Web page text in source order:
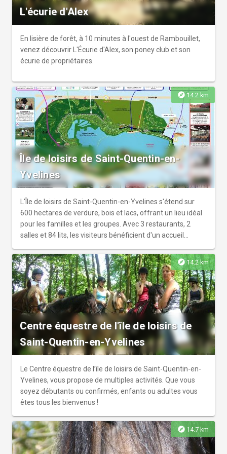
L'écurie d'Alex
En lisière de forêt, à 10 minutes à l'ouest de Rambouillet,
venez découvrir L'Écurie d'Alex, son poney club et son
écurie de propriétaires.
explore 14.2 km
Île de loisirs de Saint-Quentin-en-
Yvelines
L'Île de loisirs de Saint-Quentin-en-Yvelines s'étend sur
600 hectares de verdure, bois et lacs, offrant un lieu idéal
pour les familles et les groupes. Avec 3 restaurants, 2
salles et 84 lits, les visiteurs bénéficient d'un accueil
nautisme, équitation, réserve naturelle, ferme
pédagogique, golf, mini-golf, quad, karting, VTT, rosalies,
pêche et accrobranche. Une véritable oasis de détente et
de divertissement en pleine nature !
explore 14.2 km
Centre équestre de l'île de loisirs de
Saint-Quentin-en-Yvelines
Le Centre équestre de l’île de loisirs de Saint-Quentin-en-
Yvelines, vous propose de multiples activités. Que vous
soyez débutants ou confirmés, enfants ou adultes vous
êtes tous les bienvenus !
explore 14.7 km